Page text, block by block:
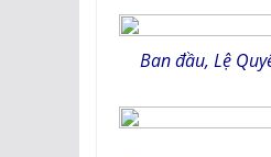
Ban đầu, Lệ